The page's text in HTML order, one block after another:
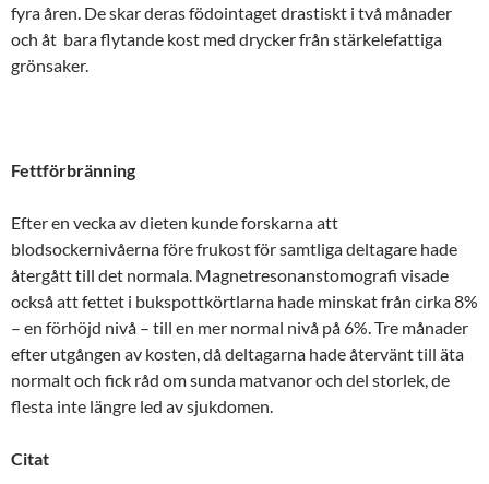
fyra åren. De skar deras födointaget drastiskt i två månader
och åt bara flytande kost med drycker från stärkelefattiga
grönsaker.
Fettförbränning
Efter en vecka av dieten kunde forskarna att
blodsockernivåerna före frukost för samtliga deltagare hade
återgått till det normala. Magnetresonanstomografi visade
också att fettet i bukspottkörtlarna hade minskat från cirka 8%
– en förhöjd nivå – till en mer normal nivå på 6%. Tre månader
efter utgången av kosten, då deltagarna hade återvänt till äta
normalt och fick råd om sunda matvanor och del storlek, de
flesta inte längre led av sjukdomen.
Citat